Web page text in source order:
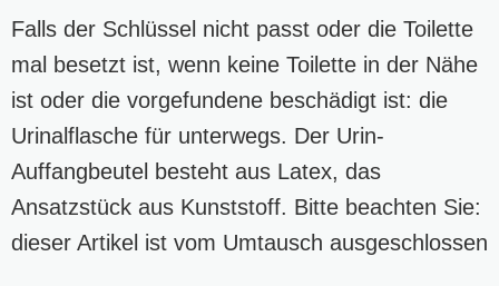
Falls der Schlüssel nicht passt oder die Toilette
mal besetzt ist, wenn keine Toilette in der Nähe
ist oder die vorgefundene beschädigt ist: die
Urinalflasche für unterwegs. Der Urin-
Auffangbeutel besteht aus Latex, das
Ansatzstück aus Kunststoff. Bitte beachten Sie:
dieser Artikel ist vom Umtausch ausgeschlossen